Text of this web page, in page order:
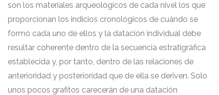
son los materiales arqueológicos de cada nivel los que
proporcionan los indicios cronológicos de cuándo se
formó cada uno de ellos y la datación individual debe
resultar coherente dentro de la secuencia estratigráfica
establecida y, por tanto, dentro de las relaciones de
anterioridad y posterioridad que de ella se deriven. Solo
unos pocos grafitos carecerán de una datación